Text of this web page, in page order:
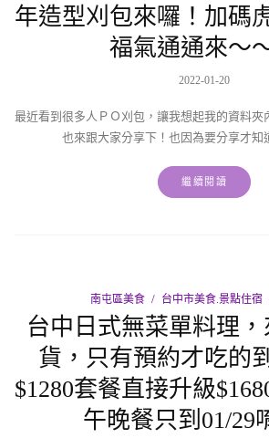
年造型刈包來囉！加碼
福氣通通來～
2022-01-20
最近看到很多人ＰＯ刈包，讓我想起我的資料夾
也來跟大家分享下！也因為要分享才
繼續閱讀
南屯區美食 台中市美食.景點住宿
台中日式無菜單料理
貨，只有預約才吃的
$1280套餐直接升級
午晚餐只到01/29